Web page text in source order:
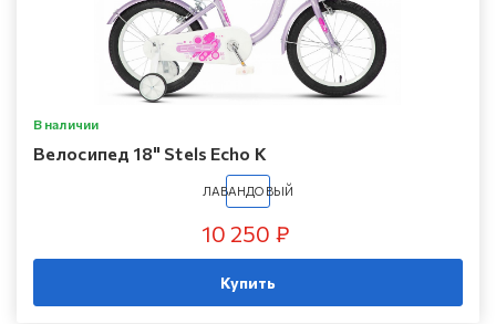
В наличии
Велосипед 18" Stels Echo K
ЛАВАНДОВЫЙ
10 250 ₽
Купить